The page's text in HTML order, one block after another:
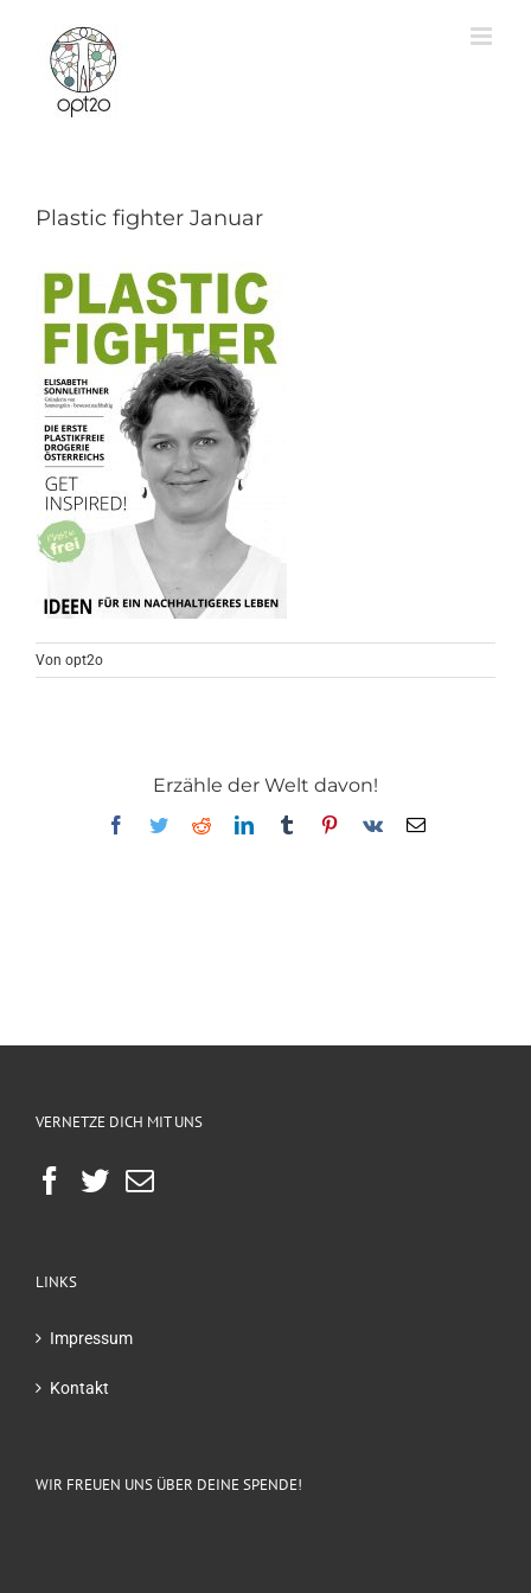
springen
Plastic fighter Januar
Von opt2o
Erzähle der Welt davon!
Facebook
TwitterRedditLinkedInTumblrPinterest
Vk
E-
VERNETZE DICH MIT UNS
LINKS
Impressum
Kontakt
WIR FREUEN UNS ÜBER DEINE SPENDE!